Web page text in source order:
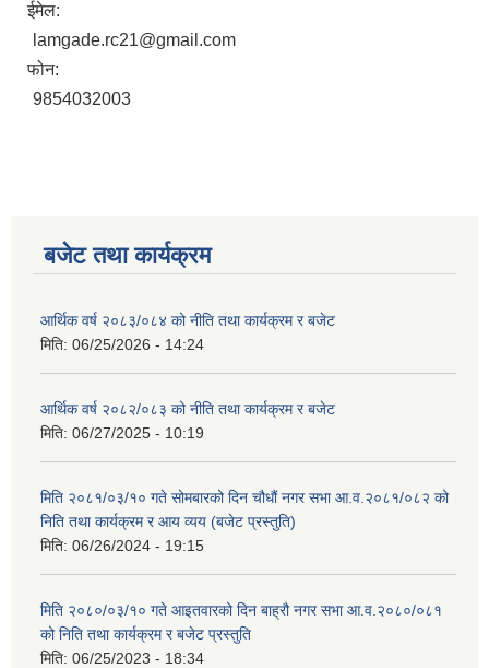
ईमेल:
lamgade.rc21@gmail.com
फोन:
9854032003
बजेट तथा कार्यक्रम
आर्थिक वर्ष २०८३/०८४ को नीति तथा कार्यक्रम र बजेट
मिति: 06/25/2026 - 14:24
आर्थिक वर्ष २०८२/०८३ को नीति तथा कार्यक्रम र बजेट
मिति: 06/27/2025 - 10:19
मिति २०८१/०३/१० गते सोमबारको दिन चौधौं नगर सभा आ.व.२०८१/०८२ को
निति तथा कार्यक्रम र आय व्यय (बजेट प्रस्तुति)
मिति: 06/26/2024 - 19:15
मिति २०८०/०३/१० गते आइतवारको दिन बाह्रौ नगर सभा आ.व.२०८०/०८१
को निति तथा कार्यक्रम र बजेट प्रस्तुति
मिति: 06/25/2023 - 18:34